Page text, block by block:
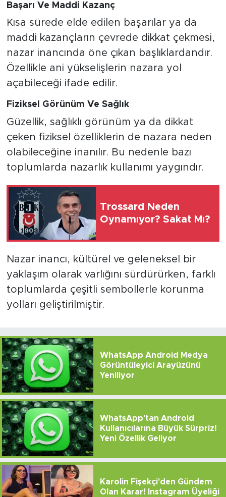
Başarı Ve Maddi Kazanç
Kısa sürede elde edilen başarılar ya da
maddi kazançların çevrede dikkat çekmesi,
nazar inancında öne çıkan başlıklardandır.
Özellikle ani yükselişlerin nazara yol
açabileceği ifade edilir.
Fiziksel Görünüm Ve Sağlık
Güzellik, sağlıklı görünüm ya da dikkat
çeken fiziksel özelliklerin de nazara neden
olabileceğine inanılır. Bu nedenle bazı
toplumlarda nazarlık kullanımı yaygındır.
Trossard Neden
Oynamıyor? Sakat Mı?
Nazar inancı, kültürel ve geleneksel bir
yaklaşım olarak varlığını sürdürürken, farklı
toplumlarda çeşitli sembollerle korunma
yolları geliştirilmiştir.
WhatsApp Android Medya
Görüntüleyici Arayüzünü
Yeniliyor
WhatsApp'tan Android
Kullanıcılarına Büyük Sürpriz!
Yeni Özellik Geliyor
Karolin Fişekçi'den Gündem
Olan Karar! Instagram Üyeliği